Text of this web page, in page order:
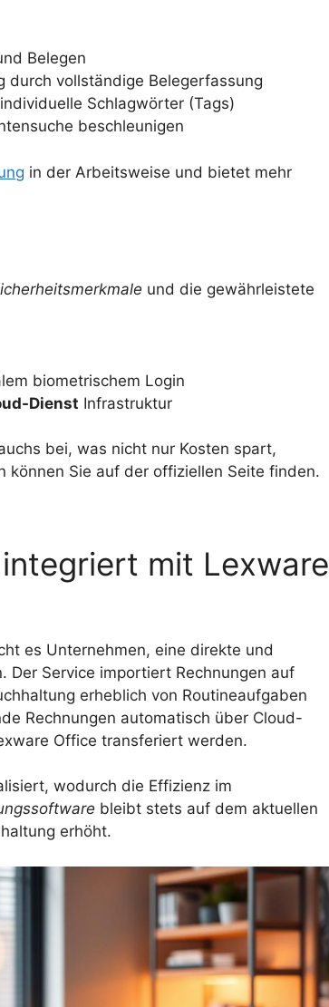
Belegen
durch vollständige Belegerfassung
Schlagwörter (Tags)
beschleunigen
in der Arbeitsweise und bietet mehr
und die gewährleistete
biometrischem Login
Dienst Infrastruktur
bei, was nicht nur Kosten spart,
können Sie auf der offiziellen Seite finden.
mit Lexware
es Unternehmen, eine direkte und
Der Service importiert Rechnungen auf
erheblich von Routineaufgaben
Rechnungen automatisch über Cloud-
Office transferiert werden.
wodurch die Effizienz im
bleibt stets auf dem aktuellen
erhöht.